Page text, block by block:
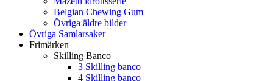
Belgian Chewing Gum
Övriga äldre bilder
Övriga Samlarsaker
Frimärken
Skilling Banco
3 Skilling banco
4 Skilling banco